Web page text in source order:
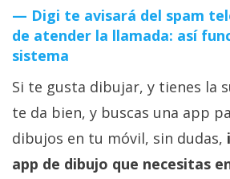
Sistemas
operativos
Profesional
+
Digi te avisará del spam
de atender la llamada: así
sistema
Si te gusta dibujar, y tienes la
te da bien, y buscas una app
dibujos en tu móvil, sin dudas,
app de dibujo que necesitas